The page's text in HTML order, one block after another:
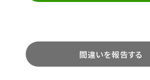
間違いを報告する